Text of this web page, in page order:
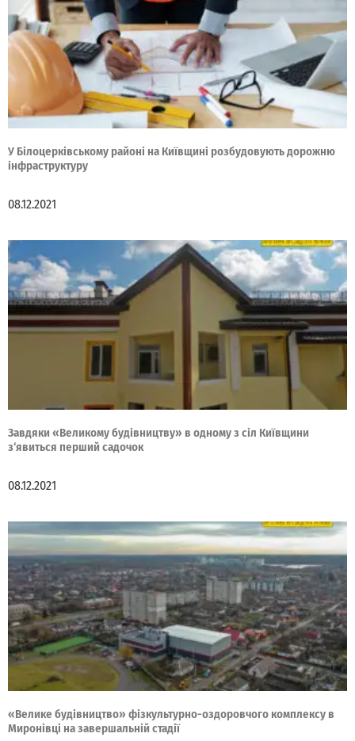
У Білоцерківському районі на Київщині розбудовують дорожню
інфраструктуру
08.12.2021
Завдяки «Великому будівництву» в одному з сіл Київщини
з‘явиться перший садочок
08.12.2021
«Велике будівництво» фізкультурно-оздоровчого комплексу в
Миронівці на завершальній стадії